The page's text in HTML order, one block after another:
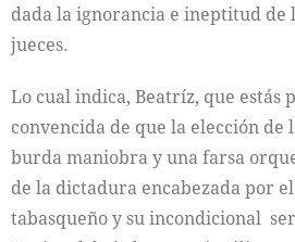
dada la ignorancia e ineptitud de
jueces.
Lo cual indica, Beatríz, que estás
convencida de que la elección de
burda maniobra y una farsa
de la dictadura encabezada por
tabasqueño y su incondicional